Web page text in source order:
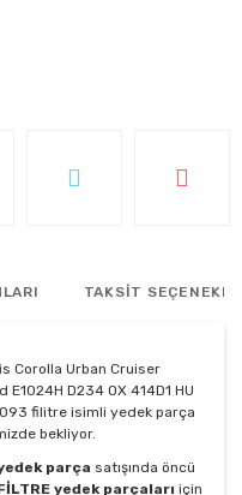
TAKSİT
Corolla Urban Cruiser
E1024H D234 OX 414D1 HU
filitre isimli yedek parça
bekliyor.
parça satışında öncü
yedek parçaları için